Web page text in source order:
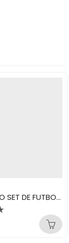
TAMANACO SET DE FUTBOL BALON N3